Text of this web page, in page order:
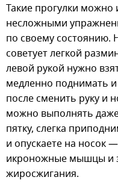
Такие прогулки
несложными
по своему состоянию.
советует легкой
левой рукой нужно
медленно поднимать
после сменить руку и
можно выполнять
пятку, слегка
и опускаете на носок
икроножные мышцы и
жиросжигания.